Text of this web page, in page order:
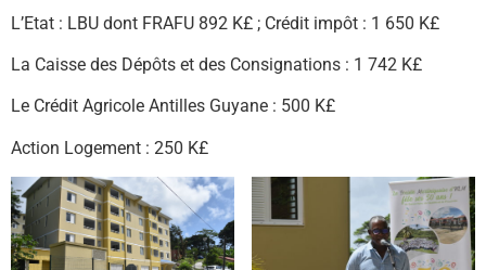
L’Etat : LBU dont FRAFU 892 K£ ; Crédit impôt : 1 650 K£
La Caisse des Dépôts et des Consignations : 1 742 K£
Le Crédit Agricole Antilles Guyane : 500 K£
Action Logement : 250 K£